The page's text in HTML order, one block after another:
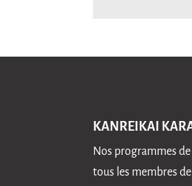
KANREIKAI
Nos programmes
tous les membres